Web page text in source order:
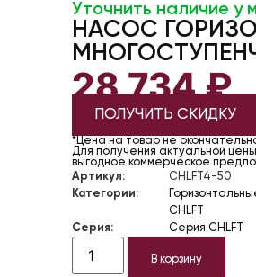
Уточнить наличие у
НАСОС
28 734₽
ПОЛУЧИТЬ СКИДКУ
*Цена на товар не
Для получения актуальной
выгодное коммерческое
Артикул:
CHLFT4-50
Категории:
CHLFT
Серия:
Серия CHLFT
В корзину